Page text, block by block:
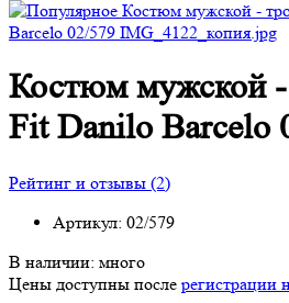
Костюм мужской
Fit Danilo Barcelo
Рейтинг и отзывы (2)
Артикул: 02/579
В наличии: много
Цены доступны после регистрации